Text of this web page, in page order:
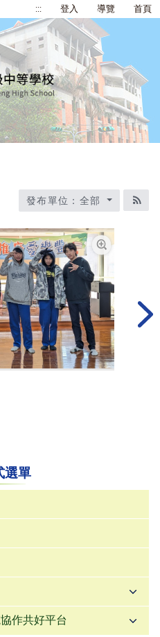
::: 登入 導覽 首頁
發布單位：全部
RSS
選單
作共好平台